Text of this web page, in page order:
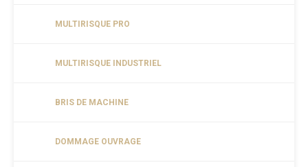
MULTIRISQUE PRO
MULTIRISQUE INDUSTRIEL
BRIS DE MACHINE
DOMMAGE OUVRAGE